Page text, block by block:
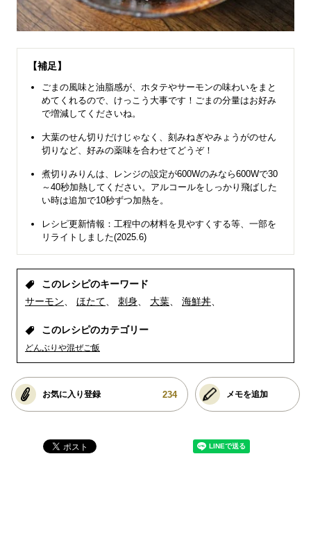
【補足】
ごまの風味と油脂感が、ホタテやサーモンの味わいをまと
めてくれるので、けっこう大事です！ごまの分量はお好み
で増減してくださいね。
大葉のせん切りだけじゃなく、刻みねぎやみょうがのせん
切りなど、好みの薬味を合わせてどうぞ！
煮切りみりんは、レンジの設定が600Wのみなら600Wで30
～40秒加熱してください。アルコールをしっかり飛ばした
い時は追加で10秒ずつ加熱を。
レシピ更新情報：工程中の材料を見やすくする等、一部を
リライトしました(2025.6)
このレシピのキーワード
サーモン
ほたて 刺身 大葉 海鮮丼
このレシピのカテゴリー
どんぶりや混ぜご飯
お気に入り登録 234 メモを追加